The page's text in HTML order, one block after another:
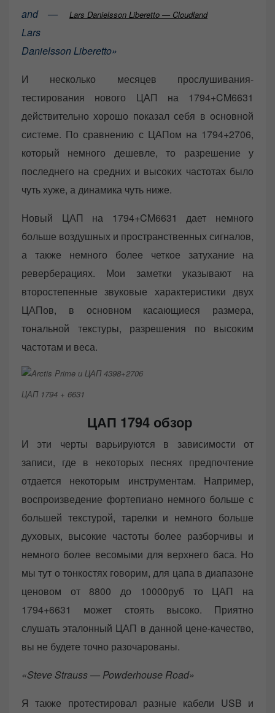
Lars Danielsson Liberetto — Cloudland
and —
Lars
Danielsson Liberetto»
И несколько месяцев прослушивания-
тестирования нового ЦАП на 1794+CM6631
действительно хорошо показал себя в основной
системе. По сравнению с ЦАПом на 1794+2706,
который немного дешевле, то разрешение у
последнего на средних и высоких частотах было
чуть хуже, а динамика чуть ниже.
Новый ЦАП на 1794+CM6631 дает немного
больше воздушных и пространственных сигналов,
а также немного более четкое затухание на
реверберациях. Мои заметки указывают на
второстепенные звуковые характеристики двух
ЦАПов, в основном касающиеся размера,
тональной текстуры, разрешения по высоким
частотам и веса.
ЦАП 1794 + 6631
ЦАП 1794 обзор
И эти черты варьируются в зависимости от
записи, где в некоторых песнях предпочтение
отдается некоторым инструментам. Например,
воспроизведение фортепиано немного больше с
большей текстурой, тарелки и немного больше
духовых, высокие частоты более разборчивы и
немного более весомыми для верхнего баса. Но
мы тут о тонкостях говорим, для цапа в диапазоне
ценовом от 8800 до 10000руб то ЦАП на
1794+6631 может стоять высоко. Приятно
слушать эталонный ЦАП в данной цене-качество,
вы не будете точно разочарованы.
«Steve Strauss — Powderhouse Road»
Я также протестировал разные кабели USB и